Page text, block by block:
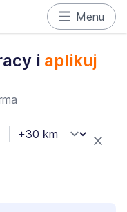
Menu
i aplikuj